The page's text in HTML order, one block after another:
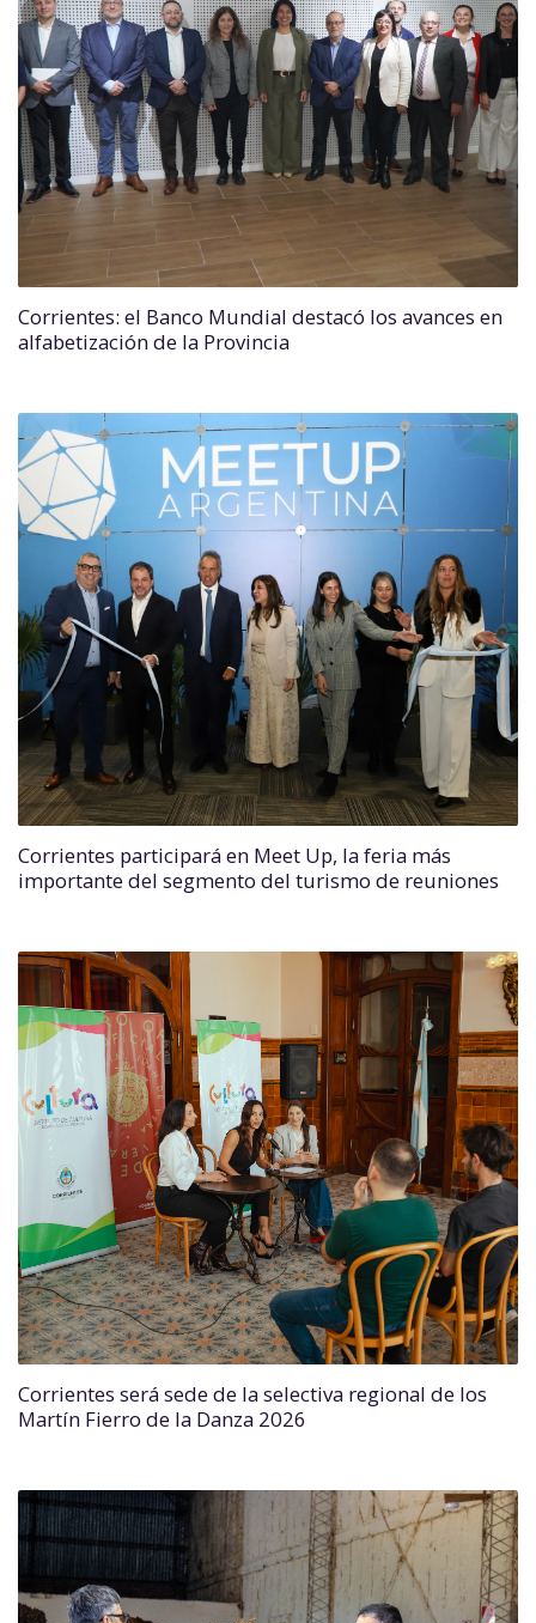
Corrientes: el Banco Mundial destacó los avances en
alfabetización de la Provincia
Corrientes participará en Meet Up, la feria más
importante del segmento del turismo de reuniones
Corrientes será sede de la selectiva regional de los
Martín Fierro de la Danza 2026